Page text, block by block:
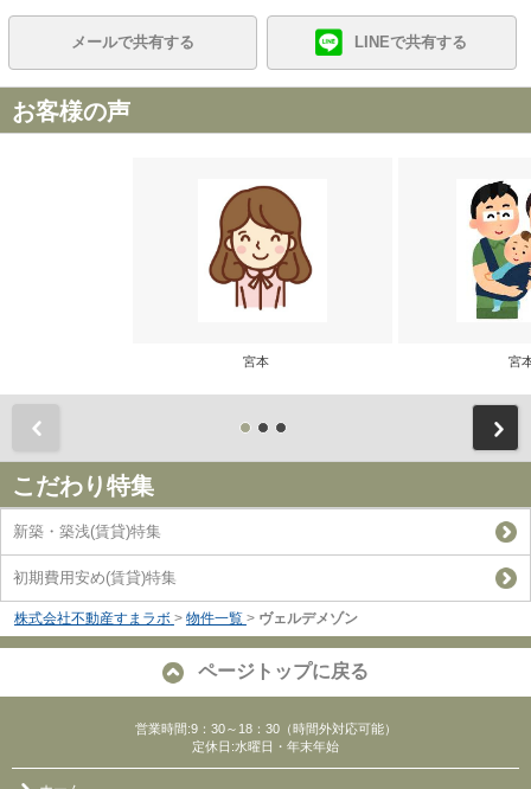
メールで共有する LINEで共有する
お客様の声
宮本 宮
こだわり特集
新築・築浅(賃貸)特集
初期費用安め(賃貸)特集
株式会社不動産すまラボ > 物件一覧 > ヴェルデメゾン
ページトップに戻る
営業時間:9：30～18：30（時間外対応可能）
定休日:水曜日・年末年始